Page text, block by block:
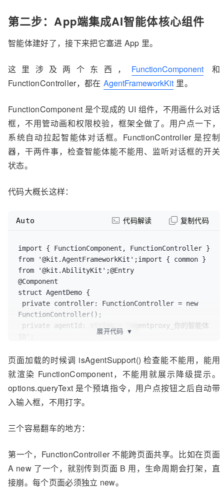
第二步：App端集成AI智能体核心组件
智能体建好了，接下来把它塞进 App 里。
这里涉及两个东西， FunctionComponent 和
FunctionController，都在 AgentFrameworkKit 里。
FunctionComponent 是个现成的 UI 组件，不用画什么对话
框，不用管动画和权限校验，框架全做了。用户点一下，
系统自动拉起智能体对话框。FunctionController 是控制
器，干两件事，检查智能体能不能用、监听对话框的开关
状态。
代码大概长这样：
import { FunctionComponent, FunctionController }
from '@kit.AgentFrameworkKit';import { common }
from '@kit.AbilityKit';@Entry
@Component
struct AgentDemo {
FunctionController();
ID';
aboutToAppear() {
let ctx = this.getUIContext()?.getHostContext()
as common.UIAbilityContext;
this.isReady = await
this.controller.isAgentSupport(ctx,
} build() {
agentId: this.agentId,
onError: (err) => console.error(拉起失败:
Auto 代码解读 复制代码
展开代码 ▼
页面加载的时候调 isAgentSupport() 检查能不能用，能用
就渲染 FunctionComponent，不能用就展示降级提示。
options.queryText 是个预填指令，用户点按钮之后自动带
入输入框，不用打字。
三个容易翻车的地方：
第一个，FunctionController 不能跨页面共享。比如在页面
A new 了一个，就别传到页面 B 用，生命周期会打架，直
接崩。每个页面必须独立 new。